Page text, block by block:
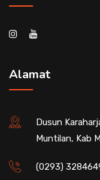
Alamat
Dusun
Muntilan, Kab
(0293)